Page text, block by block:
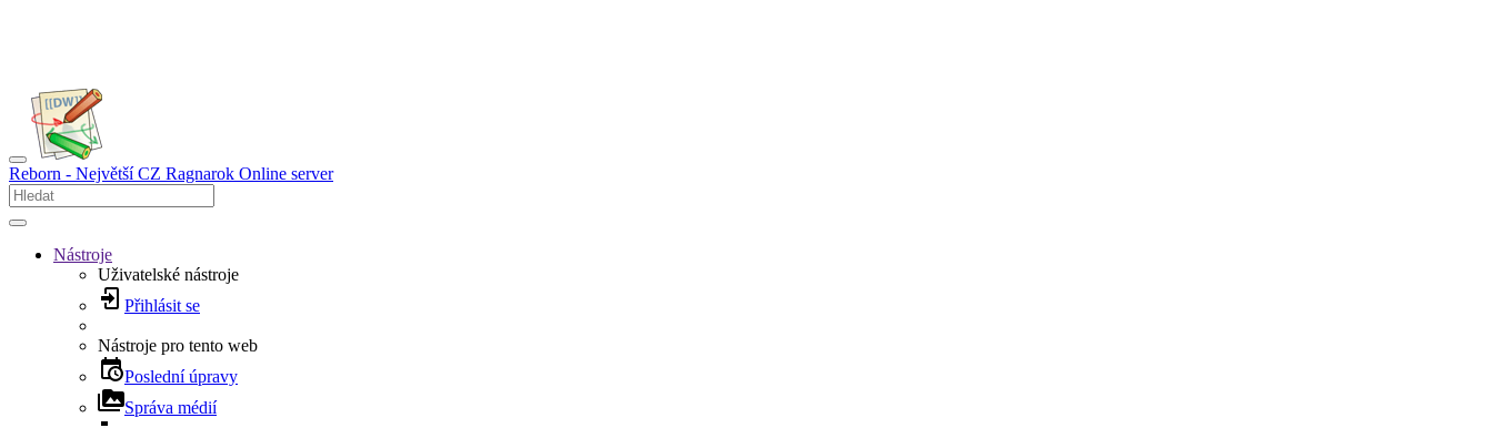
Reborn - Největší CZ Ragnarok Online server
Nástroje
Uživatelské nástroje
Přihlásit se
Nástroje pro tento web
Poslední úpravy
Správa médií